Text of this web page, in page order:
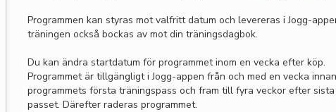
Programmen kan styras mot valfritt datum och levereras i Jogg-
träningen också bockas av mot din träningsdagbok.
Du kan ändra startdatum för programmet inom en vecka efter köp.
Programmet är tillgängligt i Jogg-appen från och med en vecka innan
programmets första träningspass och fram till fyra veckor efter sista
passet. Därefter raderas programmet.